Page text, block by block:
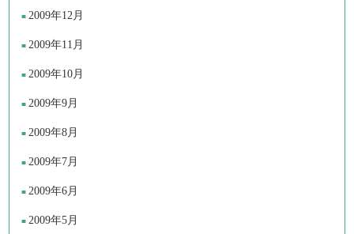
2009年12月
2009年11月
2009年10月
2009年9月
2009年8月
2009年7月
2009年6月
2009年5月